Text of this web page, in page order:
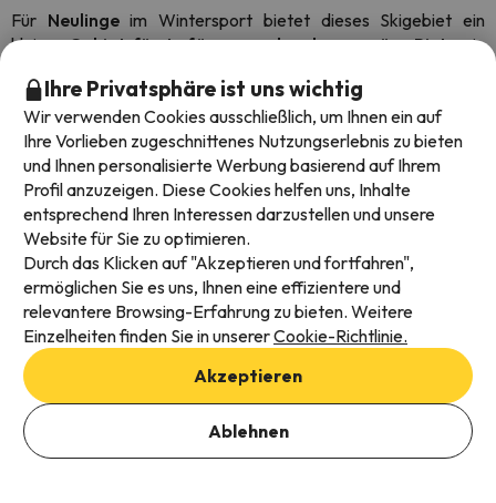
Für Neulingeim Wintersport bietet dieses Skigebiet ein
kleinesGebiet für Anfänger und mehrere grüne Pistenin
Snowboard- und Skiunterricht nehmen. Sobald Sie
angefangen haben,empfehlen wir Ihnen, mit dem
Sessellift TSF2 Coll dels Isardszum Anfang der blauen
Strecke mit dem Namen „Isards“ zu fahren.
❄EmpfohleneHotels und Apartments für
Anfänger in Grandvalira❄
Nachdem wir Ihnen die besten Pisten für Anfänger in
Grandvalira vorgestellt haben, möchten Sie sicher so nah wie
möglich an den Pisten sein, um so schnell wie möglich mit dem
Skifahren zu beginnen, und vergessen, das Auto zu nehmen
oder einen Parkplatz in der Nähe des Skigebiets zu suchen.
Deshalb präsentieren wir Ihnen an dieser Stelle einige
Ihre Privatsphäre ist uns wichtig
Wir verwenden Cookies ausschließlich, um Ihnen ein auf
Ihre Vorlieben zugeschnittenes Nutzungserlebnis zu bieten
und Ihnen personalisierte Werbung basierend auf Ihrem
Profil anzuzeigen. Diese Cookies helfen uns, Inhalte
entsprechend Ihren Interessen darzustellen und unsere
Website für Sie zu optimieren.
Durch das Klicken auf "Akzeptieren und fortfahren",
ermöglichen Sie es uns, Ihnen eine effizientere und
relevantere Browsing-Erfahrung zu bieten. Weitere
Einzelheiten finden Sie in unsererCookie-Richtlinie.
Akzeptieren
Ablehnen